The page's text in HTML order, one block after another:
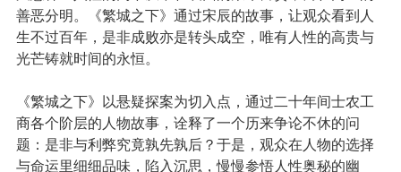
善恶分明。《繁城之下》通过宋辰的故事，让观众看到人
生不过百年，是非成败亦是转头成空，唯有人性的高贵与
光芒铸就时间的永恒。
《繁城之下》以悬疑探案为切入点，通过二十年间士农工
商各个阶层的人物故事，诠释了一个历来争论不休的问
题：是非与利弊究竟孰先孰后？于是，观众在人物的选择
与命运里细细品味，陷入沉思，慢慢参悟人性奥秘的幽